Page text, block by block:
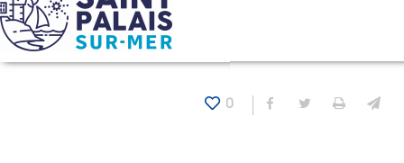
Panneau de gestion des cookies
Accueil
Actualités
Travaux de réhabilitation des réseaux d’assainissement
0 Partager sur
Partager